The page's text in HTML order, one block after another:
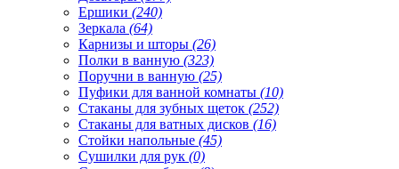
Ершики (240)
Зеркала (64)
Карнизы и шторы (26)
Полки в ванную (323)
Поручни в ванную (25)
Пуфики для ванной комнаты (10)
Стаканы для зубных щеток (252)
Стаканы для ватных дисков (16)
Стойки напольные (45)
Сушилки для рук (0)